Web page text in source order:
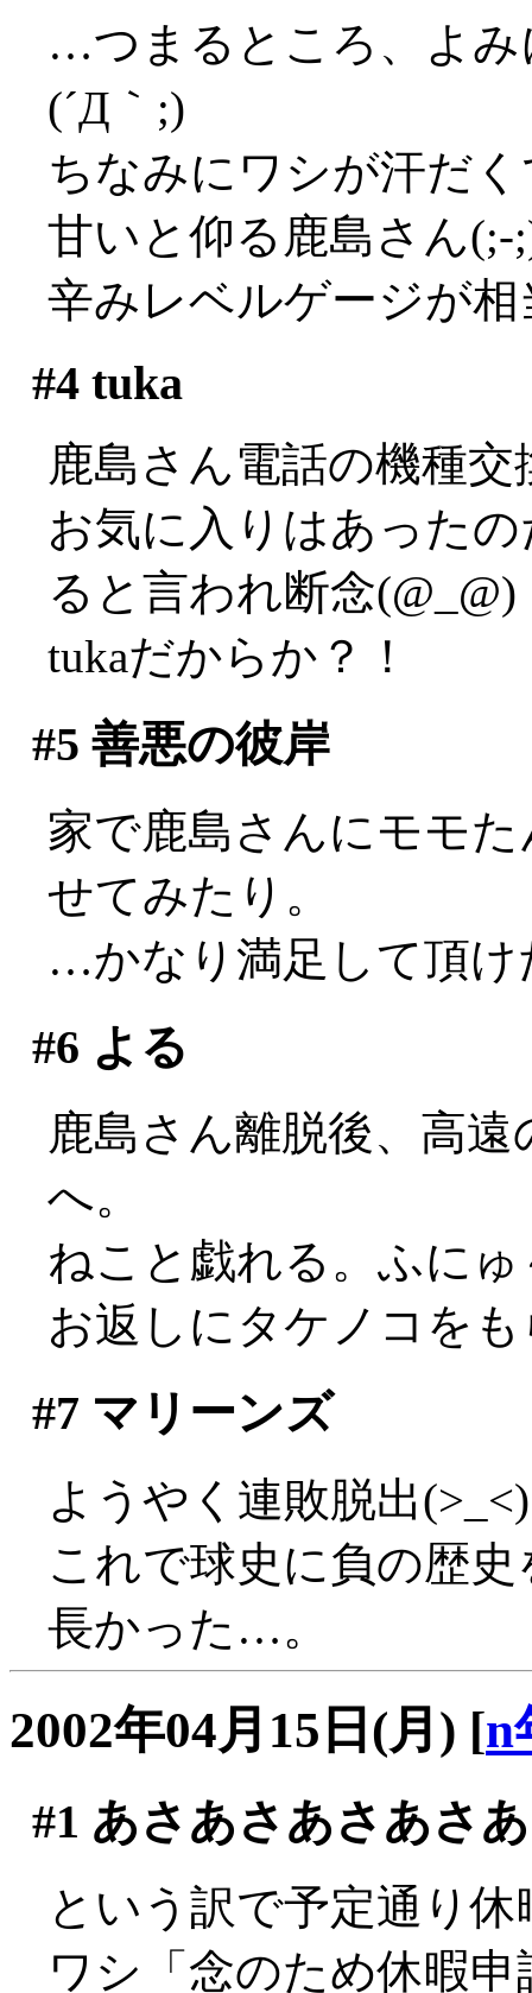
…つまるところ、よみ
(´Д｀;)
ちなみにワシが汗だ
甘いと仰る鹿島さん(;-
辛みレベルゲージが
#4tuka
鹿島さん電話の機種
お気に入りはあった
ると言われ断念(@_@)
tukaだからか？！
#5 善悪の彼岸
家で鹿島さんにモモ
せてみたり。
…かなり満足して頂け
#6 よる
鹿島さん離脱後、高
へ。
ねこと戯れる。ふに
お返しにタケノコを
#7 マリーンズ
ようやく連敗脱出(>_<)
これで球史に負の歴
長かった…。
2002年04月15日(月) [n
#1 あさあさあさあさ
という訳で予定通り
ワシ「念のため休暇